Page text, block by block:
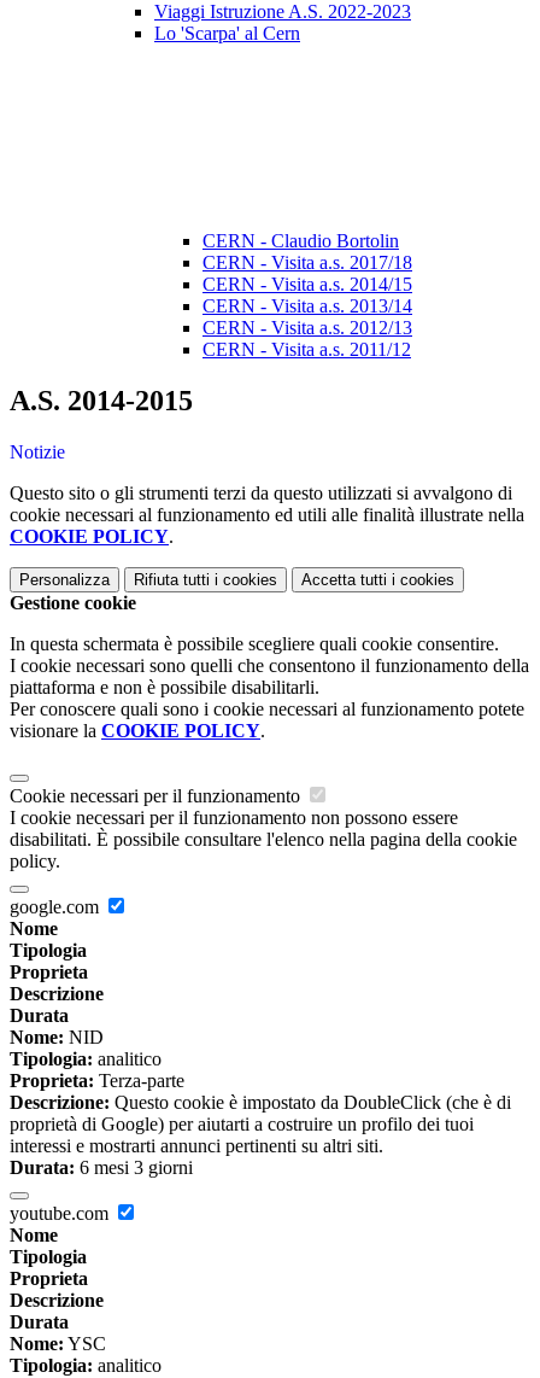
Viaggi Istruzione A.S. 2022-2023
Lo 'Scarpa' al Cern
CERN - Claudio Bortolin
CERN - Visita a.s. 2017/18
CERN - Visita a.s. 2014/15
CERN - Visita a.s. 2013/14
CERN - Visita a.s. 2012/13
CERN - Visita a.s. 2011/12
A.S. 2014-2015
Notizie
Questo sito o gli strumenti terzi da questo utilizzati si avvalgono di
cookie necessari al funzionamento ed utili alle finalità illustrate nella
COOKIE POLICY.
Personalizza Rifiuta tutti i cookies Accetta tutti i cookies
Gestione cookie
In questa schermata è possibile scegliere quali cookie consentire.
I cookie necessari sono quelli che consentono il funzionamento della
piattaforma e non è possibile disabilitarli.
Per conoscere quali sono i cookie necessari al funzionamento potete
visionare la COOKIE POLICY.
Cookie necessari per il funzionamento
I cookie necessari per il funzionamento non possono essere
disabilitati. È possibile consultare l'elenco nella pagina della cookie
policy.
google.com
Nome
Tipologia
Proprieta
Descrizione
Durata
Nome: NID
Tipologia: analitico
Proprieta: Terza-parte
Descrizione: Questo cookie è impostato da DoubleClick (che è di
proprietà di Google) per aiutarti a costruire un profilo dei tuoi
interessi e mostrarti annunci pertinenti su altri siti.
Durata: 6 mesi 3 giorni
youtube.com
Nome
Tipologia
Proprieta
Descrizione
Durata
Nome: YSC
Tipologia: analitico